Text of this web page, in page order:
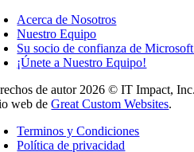
Acerca de Nosotros
Nuestro Equipo
Su socio de confianza de
¡Únete a Nuestro Equipo!
de autor 2026 © IT Impact,
web deGreat Custom Websites.
Terminos y Condiciones
Política de privacidad